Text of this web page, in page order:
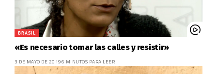
BRASIL
«Es necesario tomar las calles y resistir»
3 DE MAYO DE 20196 MINUTOS PARA LEER